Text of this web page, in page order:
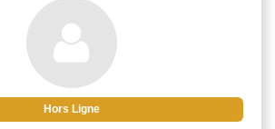
moins de 400 m de la plage, la Résidence
Capu Seninu propose 20 appartements du
studio au T3, entièrement rénovés en 2015.
Hors Ligne